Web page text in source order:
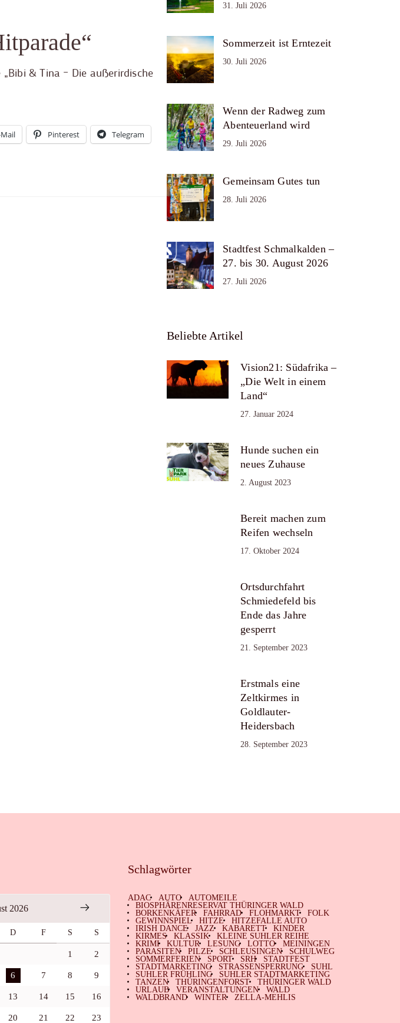
& Tina – Die außerirdische
Mail Pinterest Telegram
31. Juli 2026
Sommerzeit ist Erntezeit
30. Juli 2026
Wenn der Radweg zum
Abenteuerland wird
29. Juli 2026
Gemeinsam Gutes tun
28. Juli 2026
Stadtfest Schmalkalden –
27. bis 30. August 2026
27. Juli 2026
Beliebte Artikel
Vision21: Südafrika –
„Die Welt in einem
Land“
27. Januar 2024
Hunde suchen ein
neues Zuhause
2. August 2023
Bereit machen zum
Reifen wechseln
17. Oktober 2024
Ortsdurchfahrt
Schmiedefeld bis
Ende das Jahre
gesperrt
21. September 2023
Erstmals eine
Zeltkirmes in
Goldlauter-
Heidersbach
28. September 2023
2026
D F S S
1 2
6 7 8 9
13 14 15 16
20 21 22 23
Schlagwörter
ADAC AUTO
AUTOMEILE
BIOSPHÄRENRESERVAT THÜRINGER WALD
BORKENKÄFER
FAHRRAD FLOHMARKT
FOLK
GEWINNSPIEL
HITZE
HITZEFALLE AUTO
IRISH DANCE
JAZZ KABARETT
KINDER
KIRMES
KLASSIK
KLEINE SUHLER REIHE
KRIMI
KULTUR LESUNG LOTTO
MEININGEN
PARASITEN
PILZE SCHLEUSINGEN
SCHULWEG
SOMMERFERIEN
SPORT SRH
STADTFEST
STADTMARKETING
STRASSENSPERRUNG
SUHL
SUHLER FRÜHLING
SUHLER STADTMARKETING
TANZEN
THÜRINGENFORST
THÜRINGER WALD
URLAUB
VERANSTALTUNGEN
WALD
WALDBRAND
WINTER ZELLA-MEHLIS